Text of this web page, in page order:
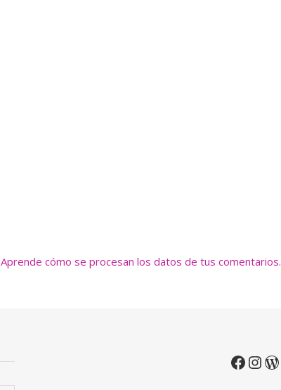
Aprende cómo se procesan los datos de tus comentarios.